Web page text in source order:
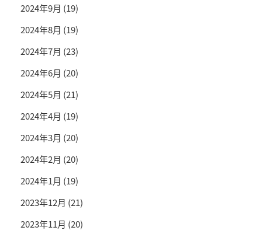
2024年9月 (19)
2024年8月 (19)
2024年7月 (23)
2024年6月 (20)
2024年5月 (21)
2024年4月 (19)
2024年3月 (20)
2024年2月 (20)
2024年1月 (19)
2023年12月 (21)
2023年11月 (20)